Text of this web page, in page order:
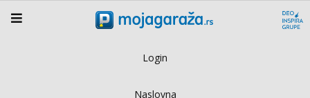
Login
Naslovna